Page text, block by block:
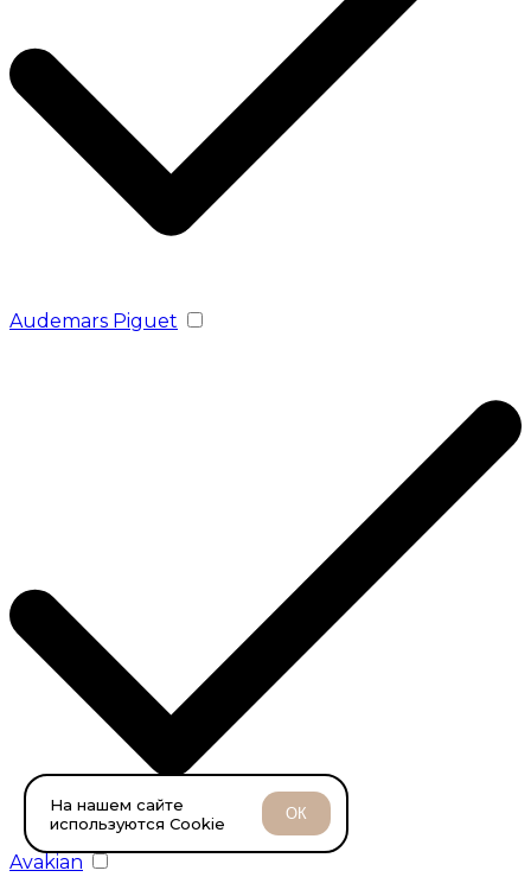
Audemars Piguet
Avakian
На нашем сайте
используются Cookie
ОК